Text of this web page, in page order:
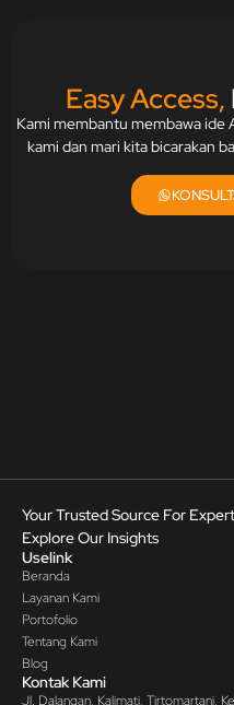
Easy Access,
Kami membantu membawa
kami dan mari kita bicarakan
Your Trusted Source For
Explore Our Insights
Uselink
Beranda
Layanan Kami
Portofolio
Tentang Kami
Blog
Kontak Kami
Jl. Dalangan, Kalimati, Tirtomartani,